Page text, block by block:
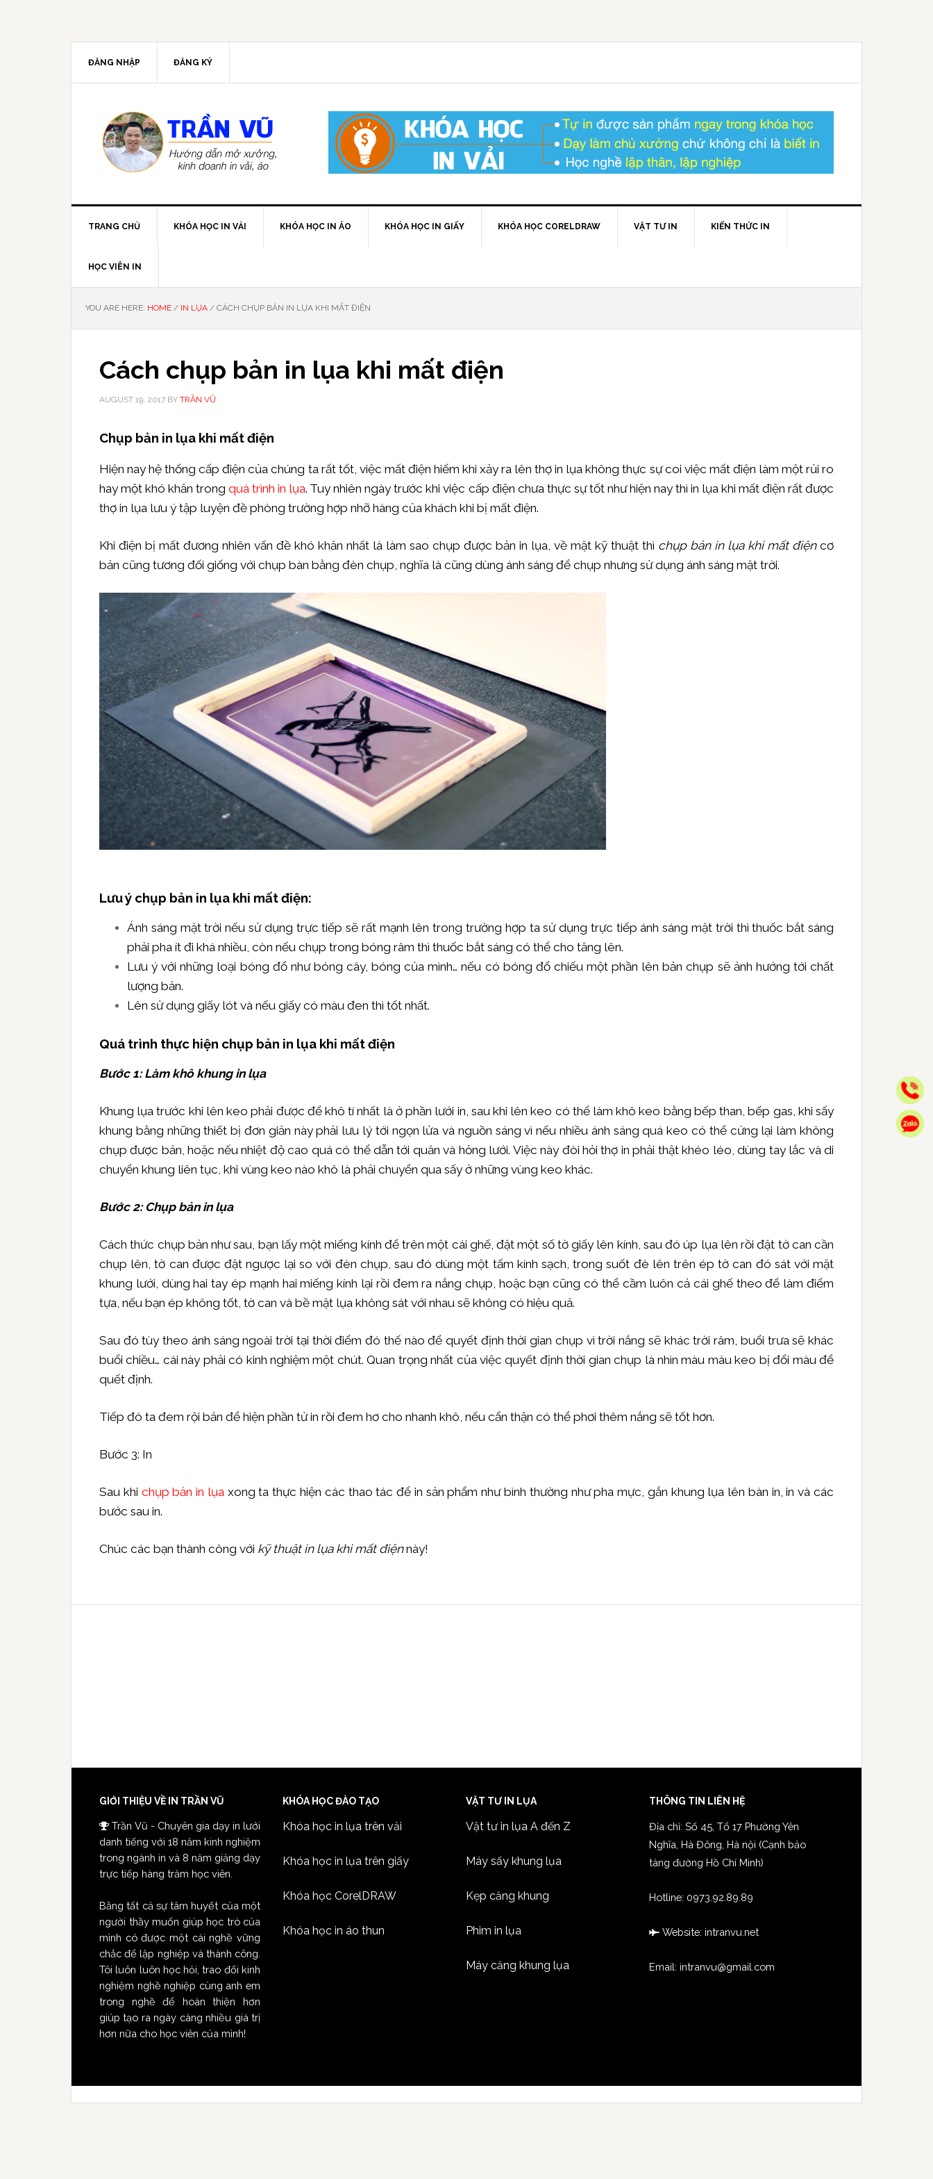
ĐĂNG NHẬP ĐĂNG KÝ
TRANG CHỦ KHÓA HỌC IN VẢI KHÓA HỌC IN ÁO KHÓA HỌC IN GIẤY KHÓA HỌC CORELDRAW VẬT TƯ IN KIẾN THỨC IN
HỌC VIÊN IN
YOU ARE HERE: HOME / IN LỤA / CÁCH CHỤP BẢN IN LỤA KHI MẤT ĐIỆN
Cách chụp bản in lụa khi mất điện
AUGUST 19, 2017 BY TRẦN VŨ
Chụp bản in lụa khi mất điện
Hiện nay hệ thống cấp điện của chúng ta rất tốt, việc mất điện hiếm khi xảy ra lên thợ in lụa không thực sự coi việc mất điện làm một rủi ro
hay một khó khăn trongquá trình in lụa. Tuy nhiên ngày trước khi việc cấp điện chưa thực sự tốt như hiện nay thì in lụa khi mất điện rất được
thợ in lụa lưu ý tập luyện đề phòng trường hợp nhỡ hàng của khách khi bị mất điện.
Khi điện bị mất đương nhiên vấn đề khó khăn nhất là làm sao chụp được bản in lụa, về mặt kỹ thuật thì chụp bản in lụa khi mất điệncơ
bản cũng tương đối giống với chụp bàn bằng đèn chụp, nghĩa là cũng dùng ánh sáng để chụp nhưng sử dụng ánh sáng mặt trời.
Lưu ý chụp bản in lụa khi mất điện:
Ánh sáng mặt trời nếu sử dụng trực tiếp sẽ rất mạnh lên trong trường hợp ta sử dụng trực tiếp ánh sáng mặt trời thì thuốc bắt sáng
phải pha ít đi khá nhiều, còn nếu chụp trong bóng râm thì thuốc bắt sáng có thể cho tăng lên.
Lưu ý với những loại bóng đổ như bóng cây, bóng của mình… nếu có bóng đổ chiếu một phần lên bản chụp sẽ ảnh hướng tới chất
lượng bản.
Lên sử dụng giấy lót và nếu giấy có màu đen thì tốt nhất.
Quá trình thực hiện chụp bản in lụa khi mất điện
Bước 1: Làm khô khung in lụa
Khung lụa trước khi lên keo phải được để khô tí nhất là ở phần lưới in, sau khi lên keo có thể làm khô keo bằng bếp than, bếp gas, khi sấy
khung bằng những thiết bị đơn giản này phải lưu lý tới ngọn lửa và nguồn sáng vì nếu nhiều ánh sáng quá keo có thể cứng lại làm không
chụp được bản, hoặc nếu nhiệt độ cao quá có thể dẫn tới quăn và hỏng lưới. Việc này đòi hỏi thợ in phải thật khéo léo, dùng tay lắc và di
chuyển khung liên tục, khi vùng keo nào khô là phải chuyển qua sấy ở những vùng keo khác.
Bước 2: Chụp bản in lụa
Cách thức chụp bản như sau, bạn lấy một miếng kính để trên một cái ghế, đặt một số tờ giấy lên kính, sau đó úp lụa lên rồi đặt tờ can cần
chụp lên, tờ can được đặt ngược lại so với đèn chụp, sau đó dùng một tấm kính sạch, trong suốt đè lên trên ép tờ can đó sát với mặt
khung lưới, dùng hai tay ép mạnh hai miếng kính lại rồi đem ra nắng chụp, hoặc bạn cũng có thể cầm luôn cả cái ghế theo để làm điểm
tựa, nếu bạn ép không tốt, tờ can và bề mặt lụa không sát với nhau sẽ không có hiệu quả.
Sau đó tùy theo ánh sáng ngoài trời tại thời điểm đó thế nào để quyết định thời gian chụp vì trời nắng sẽ khác trời râm, buổi trưa sẽ khác
buổi chiều… cái này phải có kinh nghiệm một chút. Quan trọng nhất của việc quyết định thời gian chụp là nhìn màu màu keo bị đổi màu để
quết định.
Tiếp đó ta đem rội bản để hiện phần tử in rồi đem hơ cho nhanh khô, nếu cẩn thận có thể phơi thêm nắng sẽ tốt hơn.
Bước 3: In
Sau khi chụp bản in lụaxong ta thực hiện các thao tác để in sản phẩm như bình thường như pha mực, gắn khung lụa lên bàn in, in và các
bước sau in.
Chúc các bạn thành công với kỹ thuật in lụa khi mất điệnnày!
GIỚI THIỆU VỀ IN TRẦN VŨ
Trần Vũ - Chuyên gia dạy in lưới
danh tiếng với 18 năm kinh nghiệm
trong ngành in và 8 năm giảng dạy
trực tiếp hàng trăm học viên.
Bằng tất cả sự tâm huyết của một
người thầy muốn giúp học trò của
mình có được một cái nghề vững
chắc để lập nghiệp và thành công.
Tôi luôn luôn học hỏi, trao đổi kinh
nghiệm nghề nghiệp cùng anh em
trong nghề để hoàn thiện hơn
giúp tạo ra ngày càng nhiều giá trị
hơn nữa cho học viên của mình!
KHÓA HỌC ĐÀO TẠO
Khóa học in lụa trên vải
Khóa học in lụa trên giấy
Khóa học CorelDRAW
Khóa học in áo thun
VẬT TƯ IN LỤA
Vật tư in lụa A đến Z
Máy sấy khung lụa
Kẹp căng khung
Phim in lụa
Máy căng khung lụa
THÔNG TIN LIÊN HỆ
Địa chỉ: Số 45, Tổ 17 Phường Yên
Nghĩa, Hà Đông, Hà nội (Cạnh bảo
tàng đường Hồ Chí Minh)
Hotline: 0973.92.89.89
Website: intranvu.net
Email: intranvu@gmail.com